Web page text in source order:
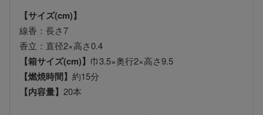
【サイズ(cm)】
線香：長さ7
香立：直径2×高さ0.4
【箱サイズ(cm)】 巾3.5×奥行2×高さ9.5
【燃焼時間】 約15分
【内容量】 20本